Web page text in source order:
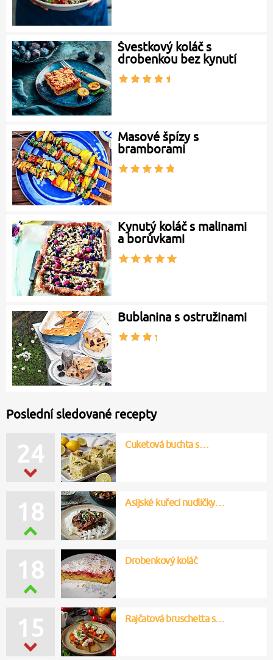
Švestkový koláč s
drobenkou bez kynutí
Masové špízy s
bramborami
Kynutý koláč s malinami
a borůvkami
Bublanina s ostružinami
Poslední sledované recepty
24 Cuketová buchta s…
18 Asijské kuřecí nudličky…
18 Drobenkový koláč
15 Rajčatová bruschetta s…